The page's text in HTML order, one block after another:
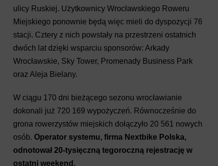
ulicy Ruskiej. Użytkownicy Wrocławskiego Roweru
Miejskiego ponownie będą więc mieli do dyspozycji 76
stacji. Cztery z nich powstały na przestrzeni ostatnich
dwóch lat dzięki wsparciu sponsorów: Arkady
Wrocławskie, Sky Tower, Promenady Business Park
oraz Aleja Bielany.
W ciągu 170 dni bieżącego sezonu wrocławianie
dokonali już 720 169 wypożyczeń. Równocześnie do
grona rowerzystów miejskich dołączyło 20 561 nowych
osób. Operator systemu, firma Nextbike Polska,
odnotował 20-tysięczną tegoroczną rejestrację w
ostatni weekend.